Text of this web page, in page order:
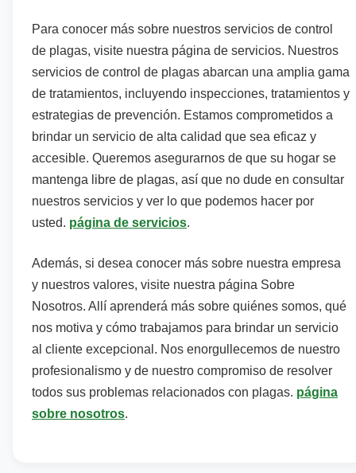
Para conocer más sobre nuestros servicios de control
de plagas, visite nuestra página de servicios. Nuestros
servicios de control de plagas abarcan una amplia gama
de tratamientos, incluyendo inspecciones, tratamientos y
estrategias de prevención. Estamos comprometidos a
brindar un servicio de alta calidad que sea eficaz y
accesible. Queremos asegurarnos de que su hogar se
mantenga libre de plagas, así que no dude en consultar
nuestros servicios y ver lo que podemos hacer por
usted. página de servicios.
Además, si desea conocer más sobre nuestra empresa
y nuestros valores, visite nuestra página Sobre
Nosotros. Allí aprenderá más sobre quiénes somos, qué
nos motiva y cómo trabajamos para brindar un servicio
al cliente excepcional. Nos enorgullecemos de nuestro
profesionalismo y de nuestro compromiso de resolver
todos sus problemas relacionados con plagas. página
sobre nosotros.